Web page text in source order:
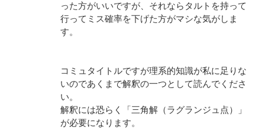
った方がいいですが、それならタルトを持って
行ってミス確率を下げた方がマシな気がしま
す。
コミュタイトルですが理系的知識が私に足りな
いのであくまで解釈の一つとして読んでくださ
い。
解釈には恐らく「三角解（ラグランジュ点）」
が必要になります。